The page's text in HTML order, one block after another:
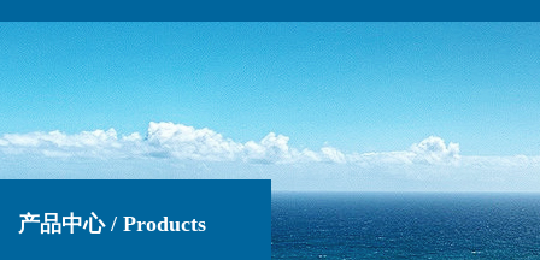
产品中心 / Products